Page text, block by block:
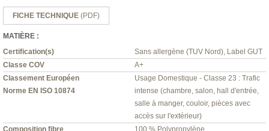
FICHE TECHNIQUE (PDF)
MATIÈRE :
Certification(s)
Sans allergène (TUV Nord), Label GUT
Classe COV
A+
Classement Européen
Norme EN ISO 10874
Usage Domestique - Classe 23 : Trafic
intense (chambre, salon, hall d'entrée,
salle à manger, couloir, pièces avec
accès sur l'extérieur)
Composition fibre
100 % Polypropylène